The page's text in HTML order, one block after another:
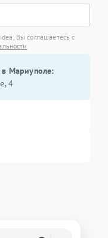
Вы соглашаетесь с
в Мариуполе:
4